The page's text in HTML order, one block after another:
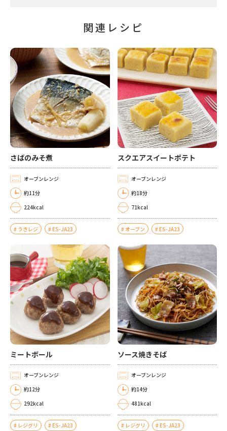
関連レシピ
さばのみそ煮
オーブンレンジ
約11分
224kcal
うきレジ ES-JA23
スクエアスイートポテト
オーブンレンジ
約18分
71kcal
オーブン ES-JA23
ミートボール
オーブンレンジ
約12分
292kcal
レジグリ ES-JA23
ソース焼きそば
オーブンレンジ
約14分
481kcal
レジグリ ES-JA23